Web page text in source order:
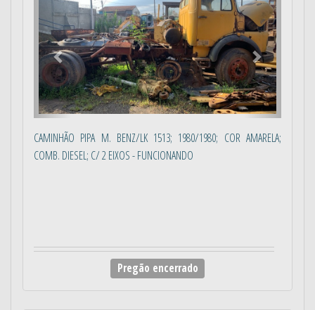
CAMINHÃO PIPA M. BENZ/LK 1513; 1980/1980; COR AMARELA;
COMB. DIESEL; C/ 2 EIXOS - FUNCIONANDO
Pregão encerrado